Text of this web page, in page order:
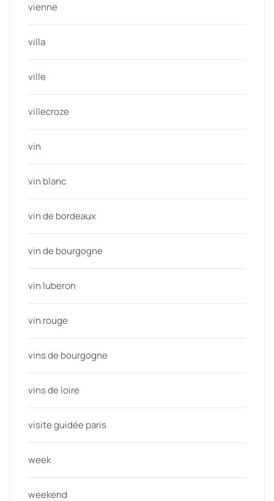
vienne
villa
ville
villecroze
vin
vin blanc
vin de bordeaux
vin de bourgogne
vin luberon
vin rouge
vins de bourgogne
vins de loire
visite guidée paris
week
weekend